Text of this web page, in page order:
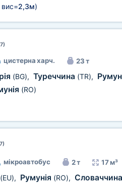
вис=2,3м)
цистерна харч. 23 т
(BG), Туреччина (TR),
(RO)
мікроавтобус 2 т 17 м³
(EU), Румунія (RO),